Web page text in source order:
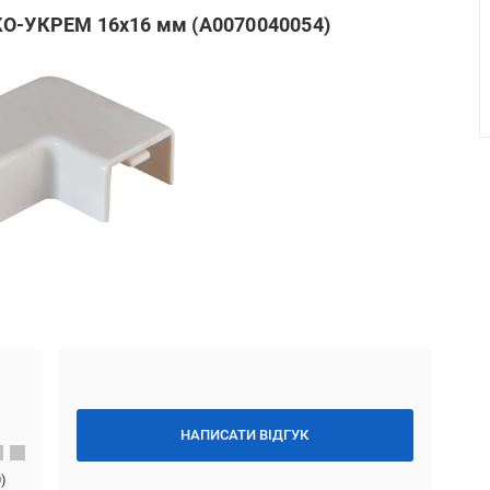
УКРЕМ 16х16 мм (A0070040054)
НАПИСАТИ ВІДГУК
)